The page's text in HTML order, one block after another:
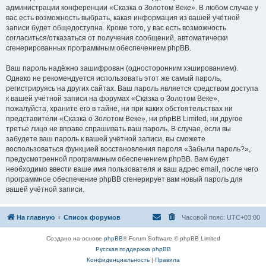
администрации конференции «Сказка о Золотом Веке». В любом случае у
вас есть возможность выбрать, какая информация из вашей учётной
записи будет общедоступна. Кроме того, у вас есть возможность
согласиться/отказаться от получения сообщений, автоматически
сгенерированных программным обеспечением phpBB.
Ваш пароль надёжно зашифрован (односторонним хэшированием).
Однако не рекомендуется использовать этот же самый пароль,
регистрируясь на других сайтах. Ваш пароль является средством доступа
к вашей учётной записи на форумах «Сказка о Золотом Веке»,
пожалуйста, храните его в тайне, ни при каких обстоятельствах ни
представители «Сказка о Золотом Веке», ни phpBB Limited, ни другое
третье лицо не вправе спрашивать ваш пароль. В случае, если вы
забудете ваш пароль к вашей учётной записи, вы сможете
воспользоваться функцией восстановления пароля «Забыли пароль?»,
предусмотренной программным обеспечением phpBB. Вам будет
необходимо ввести ваше имя пользователя и ваш адрес email, после чего
программное обеспечение phpBB сгенерирует вам новый пароль для
вашей учётной записи.
На главную Список форумов Часовой пояс: UTC+03:00
Создано на основе phpBB® Forum Software © phpBB Limited
Русская поддержка phpBB
Конфиденциальность| Правила